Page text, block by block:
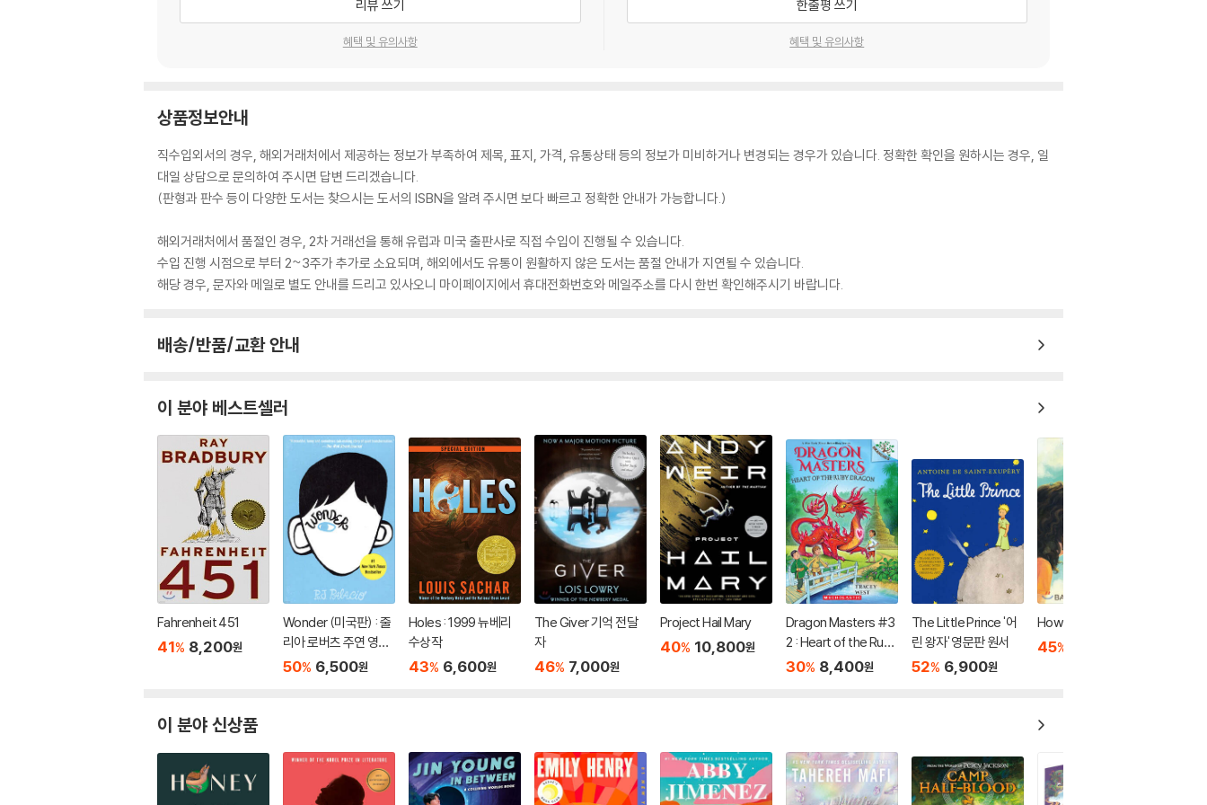
리뷰 쓰기
혜택 및 유의사항
한줄평 쓰기
혜택 및 유의사항
상품정보안내
직수입외서의 경우, 해외거래처에서 제공하는 정보가 부족하여 제목, 표지, 가격, 유통상태 등의 정보가 미비하거나 변경되는 경우가 있습니다. 정확한 확인을 원하시는 경우, 일
대일 상담으로 문의하여 주시면 답변 드리겠습니다.
(판형과 판수 등이 다양한 도서는 찾으시는 도서의 ISBN을 알려 주시면 보다 빠르고 정확한 안내가 가능합니다.)
해외거래처에서 품절인 경우, 2차 거래선을 통해 유럽과 미국 출판사로 직접 수입이 진행될 수 있습니다.
수입 진행 시점으로 부터 2~3주가 추가로 소요되며, 해외에서도 유통이 원활하지 않은 도서는 품절 안내가 지연될 수 있습니다.
해당 경우, 문자와 메일로 별도 안내를 드리고 있사오니 마이페이지에서 휴대전화번호와 메일주소를 다시 한번 확인해주시기 바랍니다.
배송/반품/교환 안내
이 분야 베스트셀러
Fahrenheit 451
41% 8,200원
Wonder (미국판) : 줄
리아 로버츠 주연 영화
'원더' 원작 소설
50% 6,500원
Holes : 1999 뉴베리
수상작
43% 6,600원
The Giver 기억 전달
자
46% 7,000원
Project Hail Mary
40% 10,800원
Dragon Masters #3
2 : Heart of the Ruby
Dragon (A Branches
30% 8,400원
The Little Prince '어
린 왕자' 영문판 원서
52% 6,900원
How to Steal a Dog
45%
이 분야 신상품